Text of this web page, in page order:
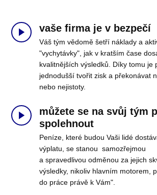
vaše firma je v bezpečí
Váš tým vědomě šetří náklady a
"vychytávky", jak v kratším čase
kvalitnějších výsledků. Díky tomu je
jednodušší tvořit zisk a překonávat
nebo nejistoty.
můžete se na svůj tým
spolehnout
Peníze, které budou Vaši lidé
výplatu, se stanou samozřejmou
a spravedlivou odměnou za jejich
výsledky, nikoliv hlavním motorem,
do práce právě k Vám".